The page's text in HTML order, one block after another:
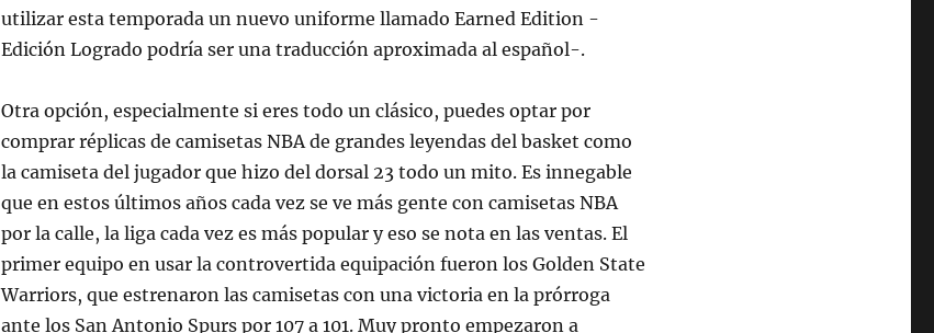
utilizar esta temporada un nuevo uniforme llamado Earned Edition -
Edición Logrado podría ser una traducción aproximada al español-.
Otra opción, especialmente si eres todo un clásico, puedes optar por
comprar réplicas de camisetas NBA de grandes leyendas del basket como
la camiseta del jugador que hizo del dorsal 23 todo un mito. Es innegable
que en estos últimos años cada vez se ve más gente con camisetas NBA
por la calle, la liga cada vez es más popular y eso se nota en las ventas. El
primer equipo en usar la controvertida equipación fueron los Golden State
Warriors, que estrenaron las camisetas con una victoria en la prórroga
ante los San Antonio Spurs por 107 a 101. Muy pronto empezaron a